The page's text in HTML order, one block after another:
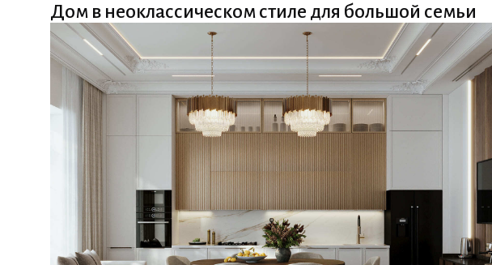
Дом в неоклассическом стиле для большой семьи